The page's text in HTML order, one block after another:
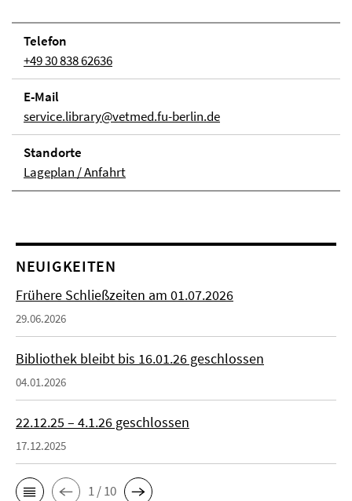
Telefon
+49 30 838 62636
E-Mail
service.library@vetmed.fu-berlin.de
Stand­orte
Lageplan / Anfahrt
NEUIGKEITEN
Frühere Schließzeiten am 01.07.2026
29.06.2026
Bibliothek bleibt bis 16.01.26 geschlossen
04.01.2026
22.12.25 – 4.1.26 geschlossen
17.12.2025
1 / 10